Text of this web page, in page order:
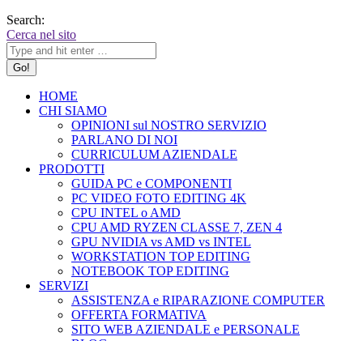
Search:
Cerca nel sito
HOME
CHI SIAMO
OPINIONI sul NOSTRO SERVIZIO
PARLANO DI NOI
CURRICULUM AZIENDALE
PRODOTTI
GUIDA PC e COMPONENTI
PC VIDEO FOTO EDITING 4K
CPU INTEL o AMD
CPU AMD RYZEN CLASSE 7, ZEN 4
GPU NVIDIA vs AMD vs INTEL
WORKSTATION TOP EDITING
NOTEBOOK TOP EDITING
SERVIZI
ASSISTENZA e RIPARAZIONE COMPUTER
OFFERTA FORMATIVA
SITO WEB AZIENDALE e PERSONALE